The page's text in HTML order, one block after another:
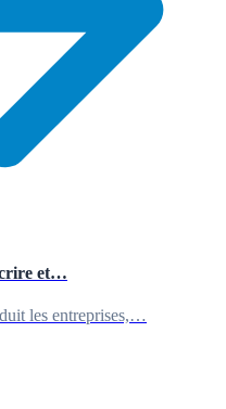
et…
les entreprises,…